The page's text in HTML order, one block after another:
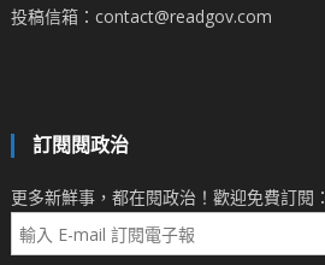
投稿信箱：contact@readgov.com
訂閱閱政治
更多新鮮事，都在閱政治！歡迎免費訂閱：